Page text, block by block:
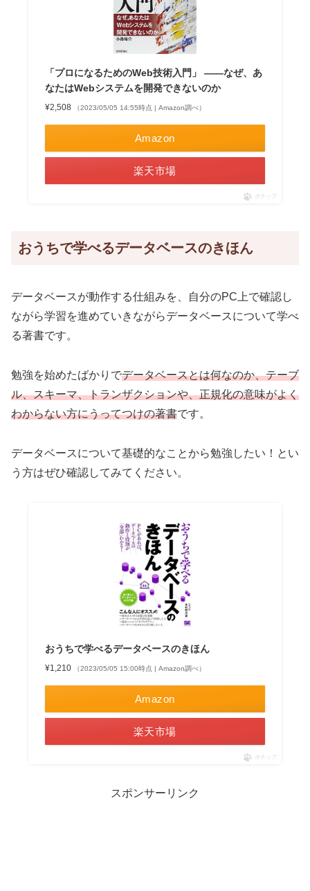
「プロになるためのWeb技術入門」 ――なぜ、あ
なたはWebシステムを開発できないのか
¥2,508 （2023/05/05 14:55時点 | Amazon調べ）
Amazon
楽天市場
ポチップ
おうちで学べるデータベースのきほん
データベースが動作する仕組みを、自分のPC上で確認し
ながら学習を進めていきながらデータベースについて学べ
る著書です。
勉強を始めたばかりでデータベースとは何なのか、テーブ
ル、スキーマ、トランザクションや、正規化の意味がよく
わからない方にうってつけの著書です。
データベースについて基礎的なことから勉強したい！とい
う方はぜひ確認してみてください。
おうちで学べるデータベースのきほん
¥1,210 （2023/05/05 15:00時点 | Amazon調べ）
Amazon
楽天市場
ポチップ
スポンサーリンク